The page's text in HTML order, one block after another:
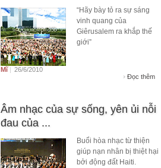
“Hãy bày tỏ ra sự sáng
vinh quang của
Giêrusalem ra khắp thế
giới”
Mĩ | 26/6/2010
Đọc thêm
Âm nhạc của sự sống, yên ủi nỗi
đau của ...
Buổi hòa nhạc từ thiện
giúp nạn nhân bị thiệt hại
bởi động đất Haiti.